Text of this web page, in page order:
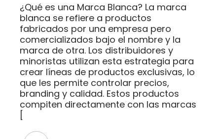
¿Qué es una Marca Blanca? La marca
blanca se refiere a productos
fabricados por una empresa pero
comercializados bajo el nombre y la
marca de otra. Los distribuidores y
minoristas utilizan esta estrategia para
crear líneas de productos exclusivas, lo
que les permite controlar precios,
branding y calidad. Estos productos
compiten directamente con las marcas
[